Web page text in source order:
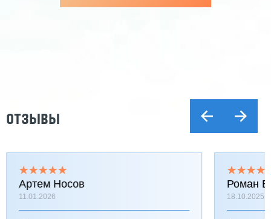
ОТЗЫВЫ
Артем Носов
11.01.2026
Роман
18.10.2025